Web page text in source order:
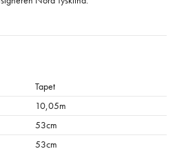
Tapet
10,05m
53cm
53cm